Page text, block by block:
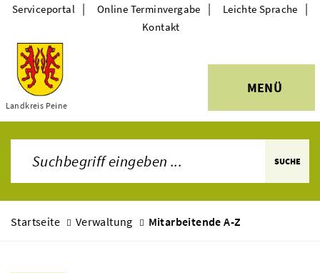
Themen
Landkreis Peine
MENÜ
Serviceportal | Online Terminvergabe | Leichte Sprache |
Kontakt
SUCHE
Startseite Verwaltung Mitarbeitende A-Z